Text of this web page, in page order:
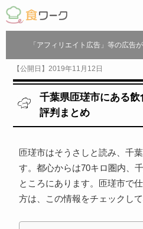
「アフィリエイト広告」等の広告
【公開日】2019年11月12日
千葉県匝瑳市にある飲
評判まとめ
匝瑳市はそうさしと読み、千
す。都心からは70キロ圏内、
ところにあります。匝瑳市で
方は、この情報をチェックし